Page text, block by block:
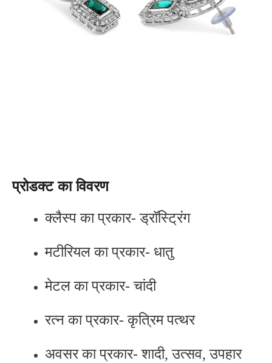
प्रोडक्ट का विवरण
क्लैस्प का प्रकार- ड्रॉस्ट्रिंग
मटीरियल का प्रकार- धातु
मेटल का प्रकार- चांदी
रत्न का प्रकार- कृत्रिम पत्थर
अवसर का प्रकार- शादी, उत्सव, उपहार